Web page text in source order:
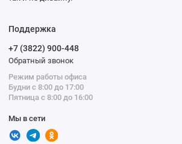
Поддержка
+7 (3822) 900-448
Обратный звонок
Режим работы офиса
Будни с 8:00 до 17:00
Пятница с 8:00 до 16:00
Мы в сети